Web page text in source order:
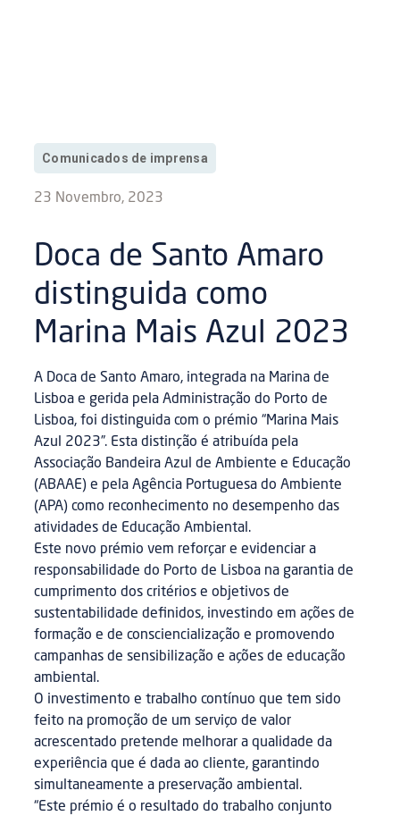
Comunicados de imprensa
23 Novembro, 2023
Doca de Santo Amaro
distinguida como
Marina Mais Azul 2023
A Doca de Santo Amaro, integrada na Marina de
Lisboa e gerida pela Administração do Porto de
Lisboa, foi distinguida com o prémio “Marina Mais
Azul 2023”. Esta distinção é atribuída pela
Associação Bandeira Azul de Ambiente e Educação
(ABAAE) e pela Agência Portuguesa do Ambiente
(APA) como reconhecimento no desempenho das
atividades de Educação Ambiental.
Este novo prémio vem reforçar e evidenciar a
responsabilidade do Porto de Lisboa na garantia de
cumprimento dos critérios e objetivos de
sustentabilidade definidos, investindo em ações de
formação e de consciencialização e promovendo
campanhas de sensibilização e ações de educação
ambiental.
O investimento e trabalho contínuo que tem sido
feito na promoção de um serviço de valor
acrescentado pretende melhorar a qualidade da
experiência que é dada ao cliente, garantindo
simultaneamente a preservação ambiental.
“Este prémio é o resultado do trabalho conjunto